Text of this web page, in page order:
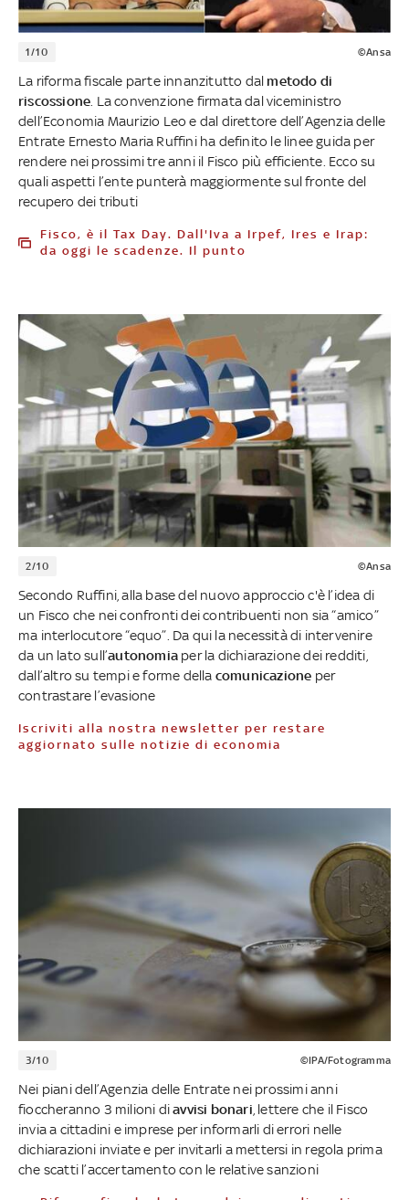
1/10 ©Ansa
La riforma fiscale parte innanzitutto dal metodo di
riscossione . La convenzione firmata dal viceministro
dell’Economia Maurizio Leo e dal direttore dell’Agenzia delle
Entrate Ernesto Maria Ruffini ha definito le linee guida per
rendere nei prossimi tre anni il Fisco più efficiente. Ecco su
quali aspetti l’ente punterà maggiormente sul fronte del
recupero dei tributi
Fisco, è il Tax Day. Dall'Iva a Irpef, Ires e Irap:
da oggi le scadenze. Il punto
2/10 ©Ansa
Secondo Ruffini, alla base del nuovo approccio c'è l’idea di
un Fisco che nei confronti dei contribuenti non sia “amico”
ma interlocutore “equo”. Da qui la necessità di intervenire
da un lato sull’autonomia per la dichiarazione dei redditi,
dall’altro su tempi e forme della comunicazione per
contrastare l’evasione
Iscriviti alla nostra newsletter per restare
aggiornato sulle notizie di economia
3/10 ©IPA/Fotogramma
Nei piani dell’Agenzia delle Entrate nei prossimi anni
fioccheranno 3 milioni diavvisi bonari , lettere che il Fisco
invia a cittadini e imprese per informarli di errori nelle
dichiarazioni inviate e per invitarli a mettersi in regola prima
che scatti l’accertamento con le relative sanzioni